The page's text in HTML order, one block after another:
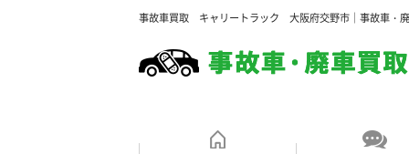
事故車買取 キャリートラック 大阪府交野市｜事故車・